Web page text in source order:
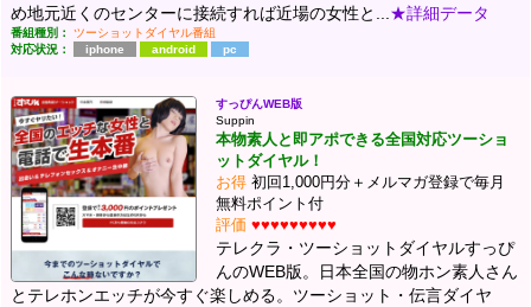
め地元近くのセンターに接続すれば近場の女性と... ★詳細データ
番組種別：
ツーショットダイヤル番組
対応状況：
iphone android pc
すっぴんWEB版
Suppin
本物素人と即アポできる全国対応ツーショ
ットダイヤル！
お得 初回1,000円分＋メルマガ登録で毎月
無料ポイント付
評価 ♥♥♥♥♥♥♥♥♥
テレクラ・ツーショットダイヤルすっぴ
んのWEB版。日本全国の物ホン素人さん
とテレホンエッチが今すぐ楽しめる。ツーショット・伝言ダイヤ